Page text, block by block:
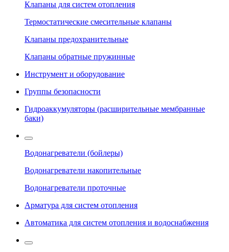
Клапаны для систем отопления
Термостатические смесительные клапаны
Клапаны предохранительные
Клапаны обратные пружинные
Инструмент и оборудование
Группы безопасности
Гидроаккумуляторы (расширительные мембранные
баки)
Водонагреватели (бойлеры)
Водонагреватели накопительные
Водонагреватели проточные
Арматура для систем отопления
Автоматика для систем отопления и водоснабжения